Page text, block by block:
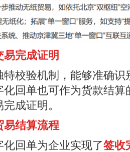
完成证明
校验机制，能够准确
回单也可作为货款结
成证明。
易结算流程
回单为企业实现了签收